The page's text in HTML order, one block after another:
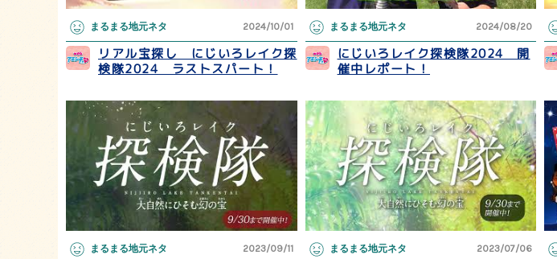
まるまる地元ネタ 2024/10/01
リアル宝探し にじいろレイク探
検隊2024 ラストスパート！
まるまる地元ネタ 2024/08/20
にじいろレイク探検隊2024 開
催中レポート！
まるまる地元ネタ 2023/09/11 まるまる地元ネタ 2023/07/06